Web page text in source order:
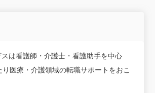
は看護師・介護士・看護助手を中心
医療・介護領域の転職サポートをおこ